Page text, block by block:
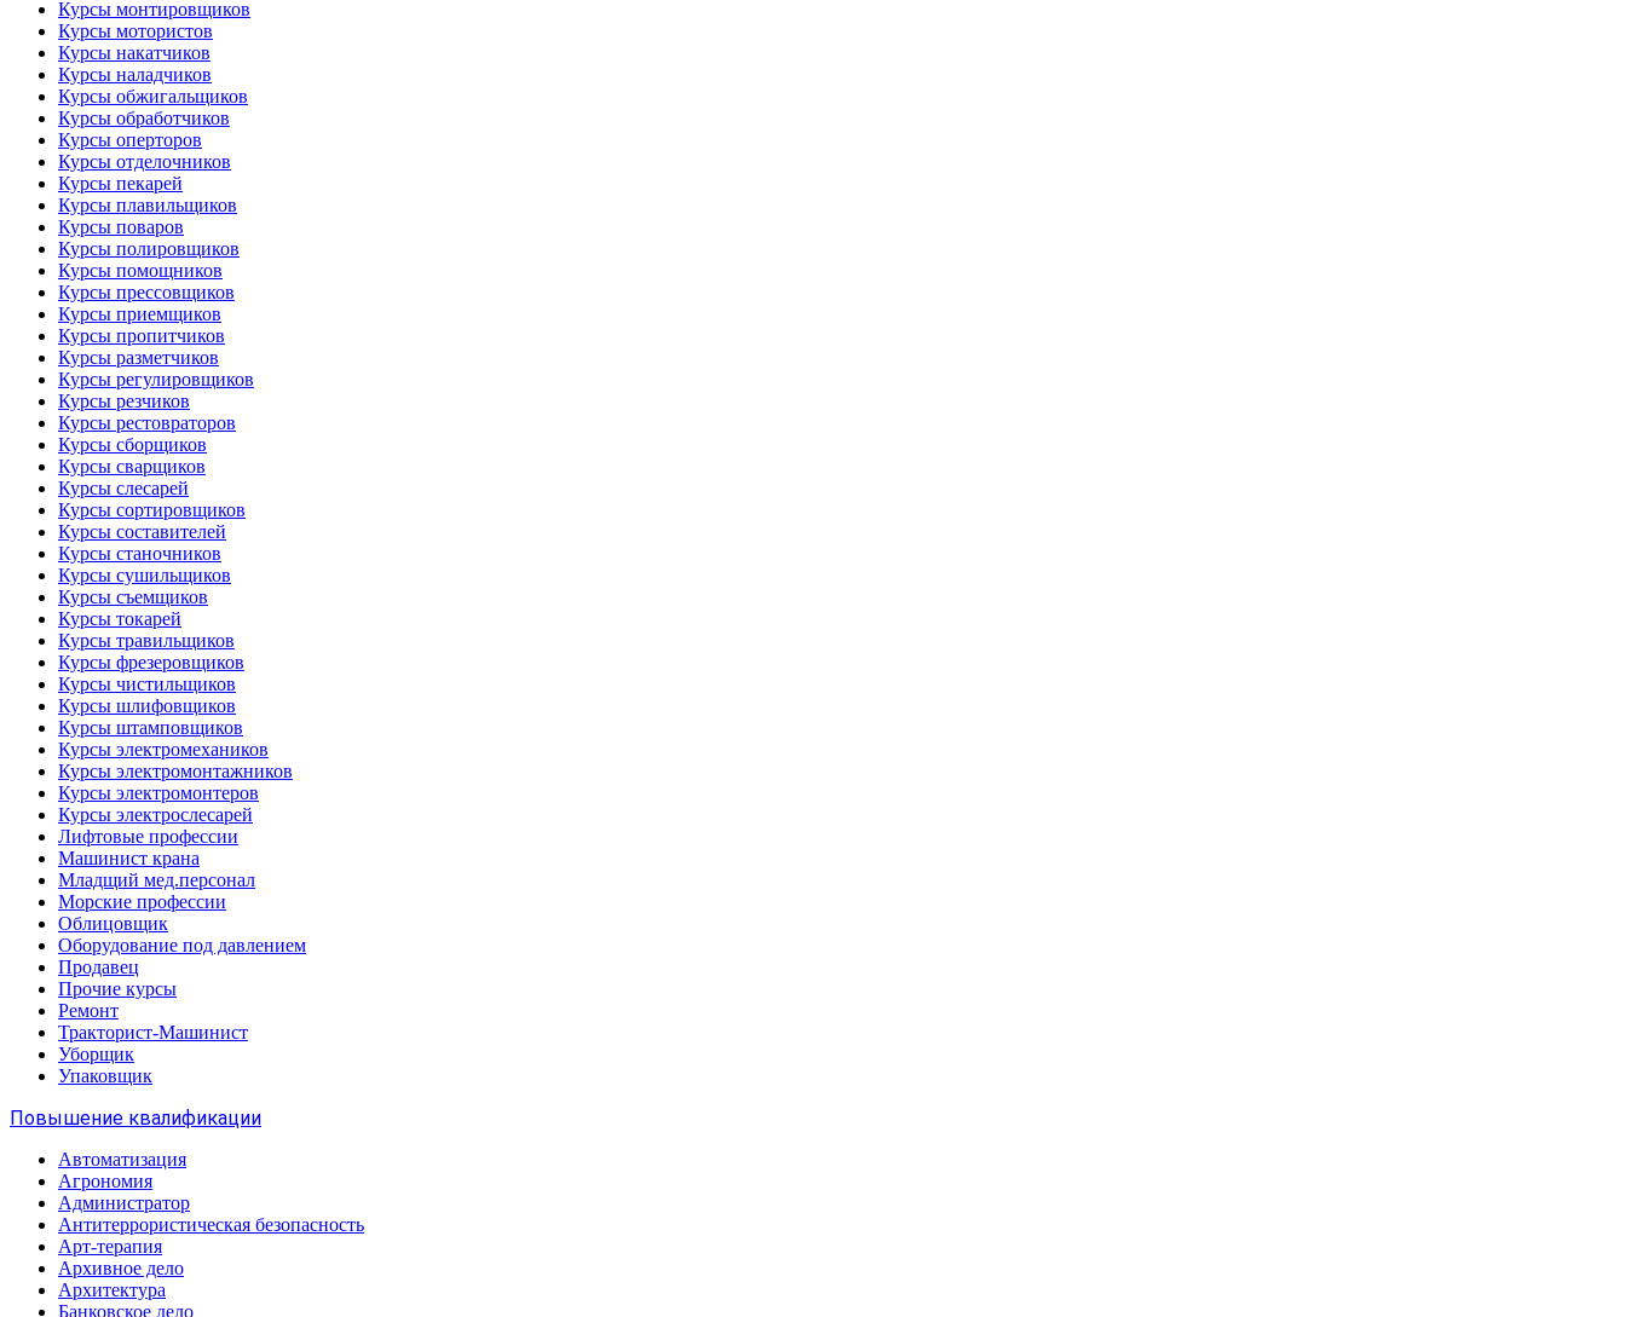
Курсы монтировщиков
Курсы мотористов
Курсы накатчиков
Курсы наладчиков
Курсы обжигальщиков
Курсы обработчиков
Курсы оперторов
Курсы отделочников
Курсы пекарей
Курсы плавильщиков
Курсы поваров
Курсы полировщиков
Курсы помощников
Курсы прессовщиков
Курсы приемщиков
Курсы пропитчиков
Курсы разметчиков
Курсы регулировщиков
Курсы резчиков
Курсы рестовраторов
Курсы сборщиков
Курсы сварщиков
Курсы слесарей
Курсы сортировщиков
Курсы составителей
Курсы станочников
Курсы сушильщиков
Курсы съемщиков
Курсы токарей
Курсы травильщиков
Курсы фрезеровщиков
Курсы чистильщиков
Курсы шлифовщиков
Курсы штамповщиков
Курсы электромехаников
Курсы электромонтажников
Курсы электромонтеров
Курсы электрослесарей
Лифтовые профессии
Машинист крана
Младщий мед.персонал
Морские профессии
Облицовщик
Оборудование под давлением
Продавец
Прочие курсы
Ремонт
Тракторист-Машинист
Уборщик
Упаковщик
Повышение квалификации
Автоматизация
Агрономия
Администратор
Антитеррористическая безопасность
Арт-терапия
Архивное дело
Архитектура
Банковское дело